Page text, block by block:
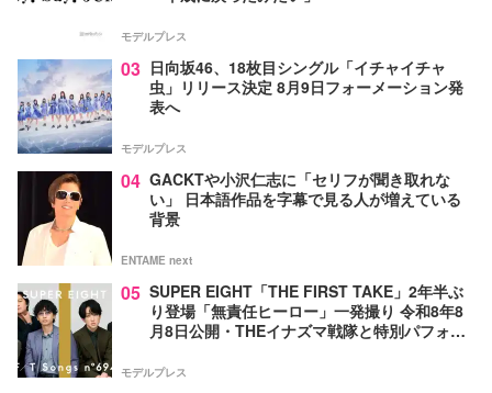
モデルプレス
03 日向坂46、18枚目シングル「イチャイチャ
虫」リリース決定 8月9日フォーメーション発
表へ
モデルプレス
04 GACKTや小沢仁志に「セリフが聞き取れな
い」 日本語作品を字幕で見る人が増えている
背景
ENTAME next
05 SUPER EIGHT「THE FIRST TAKE」2年半ぶ
り登場「無責任ヒーロー」一発撮り 令和8年8
月8日公開・THEイナズマ戦隊と特別パフォー
モデルプレス